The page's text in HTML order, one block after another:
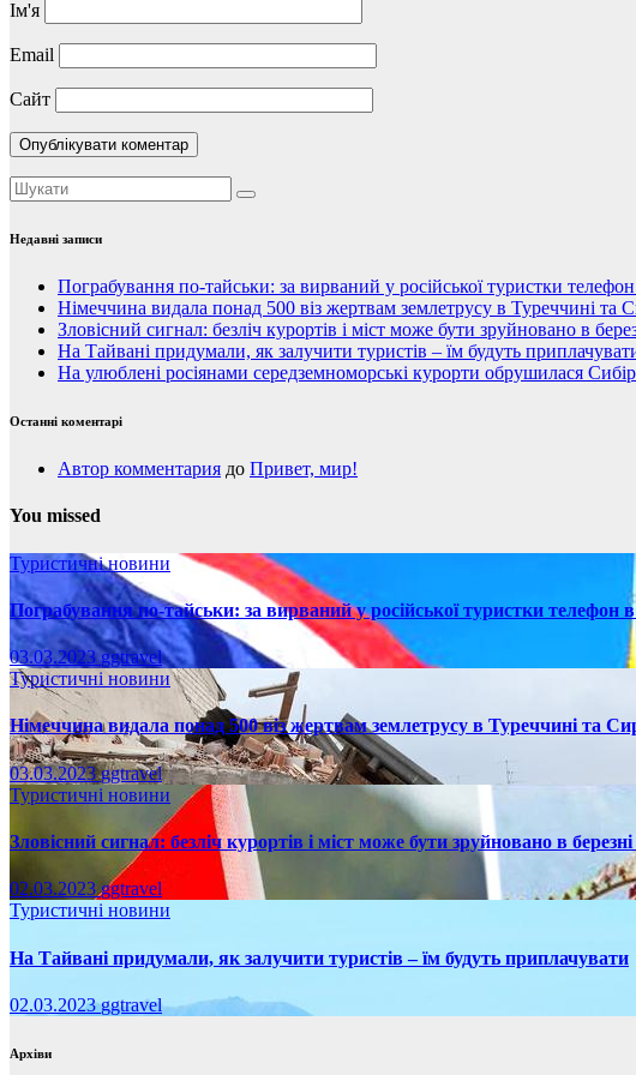
Ім'я
Email
Сайт
Недавні записи
Пограбування по-тайськи: за вирваний у російської туристки
Німеччина видала понад 500 віз жертвам землетрусу в Туреччині та
Зловісний сигнал: безліч курортів і міст може бути зруйновано в
На Тайвані придумали, як залучити туристів – їм будуть
На улюблені росіянами середземноморські курорти обрушилася
Останні коментарі
Автор комментария до Привет, мир!
You missed
Туристичні новини
Пограбування по-тайськи: за вирваний у російської туристки телефон
03.03.2023ggtravel
Туристичні новини
Німеччина видала понад 500 віз жертвам землетрусу в Туреччині та
03.03.2023ggtravel
Туристичні новини
Зловісний сигнал: безліч курортів і міст може бути зруйновано в
02.03.2023ggtravel
Туристичні новини
На Тайвані придумали, як залучити туристів – їм будуть приплачувати
02.03.2023ggtravel
Архіви